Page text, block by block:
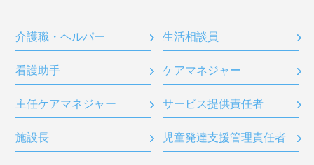
介護職・ヘルパー 生活相談員
看護助手 ケアマネジャー
主任ケアマネジャー サービス提供責任者
施設長 児童発達支援管理責任者